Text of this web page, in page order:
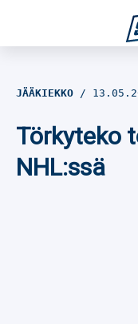
Jalkapallo
JÄÄKIEKKO
Törkyteko
NHL:ssä